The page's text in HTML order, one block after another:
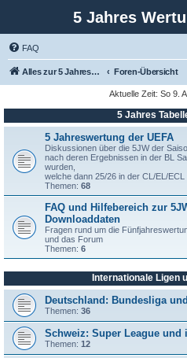
5 Jahres
FAQ
Alles zur 5 Jahreswertung / Tabelle der UEFA mit vielen Statistiken. Foren-Übersicht
Aktuelle Zeit: So 9.
5 Jahres
5 Jahreswertung der UEFA
Diskussionen über die 5JW der
nach deren Ergebnissen in der BL
wurden,
welche dann 25/26 in der CL/EL/ECL
Themen: 68
FAQ und Hilfebereich zur
Downloaddaten
Fragen rund um die
und das Forum
Themen: 6
Internationale Ligen
Deutschland: Bundesliga
Themen: 36
Schweiz: Super League und
Themen: 12